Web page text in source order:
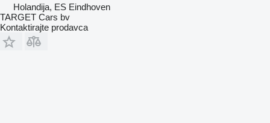
Holandija, ES Eindhoven
TARGET Cars bv
Kontaktirajte prodavca